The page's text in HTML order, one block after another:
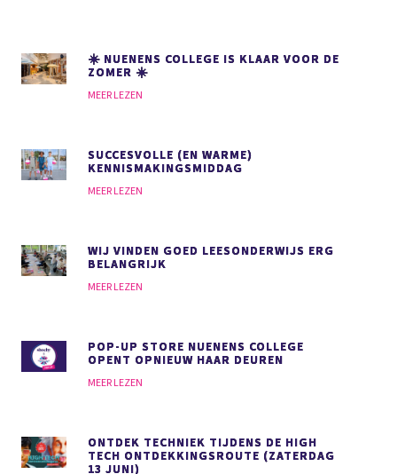
☀️ NUENENS COLLEGE IS KLAAR VOOR DE
ZOMER ☀️
MEER LEZEN
SUCCESVOLLE (EN WARME)
KENNISMAKINGSMIDDAG
MEER LEZEN
WIJ VINDEN GOED LEESONDERWIJS ERG
BELANGRIJK
MEER LEZEN
POP-UP STORE NUENENS COLLEGE
OPENT OPNIEUW HAAR DEUREN
MEER LEZEN
ONTDEK TECHNIEK TIJDENS DE HIGH
TECH ONTDEKKINGSROUTE (ZATERDAG
13 JUNI)